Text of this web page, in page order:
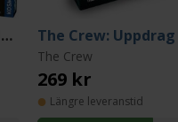
Exit Advent Calendar: The Magic of Christmas
The Crew
269 kr
Längre leveranstid